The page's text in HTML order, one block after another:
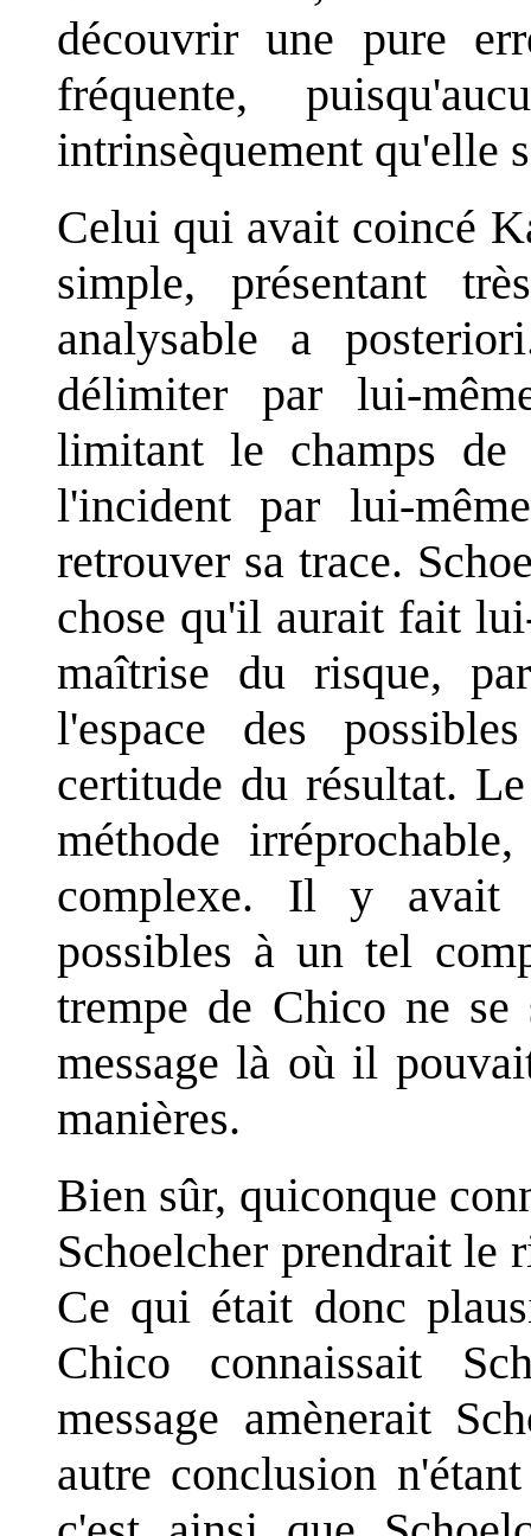
découvrir une pure
fréquente,
intrinsèquement qu'elle
Celui qui avait coincé
simple, présentant
analysable a
délimiter par lui-
limitant le champs de
l'incident par lui-
retrouver sa trace.
chose qu'il aurait fait
maîtrise du risque,
l'espace des
certitude du résultat.
méthode
complexe. Il y avait
possibles à un tel
trempe de Chico ne se
message là où il
manières.
Bien sûr, quiconque
Schoelcher prendrait le
Ce qui était donc
Chico connaissait
message amènerait
autre conclusion